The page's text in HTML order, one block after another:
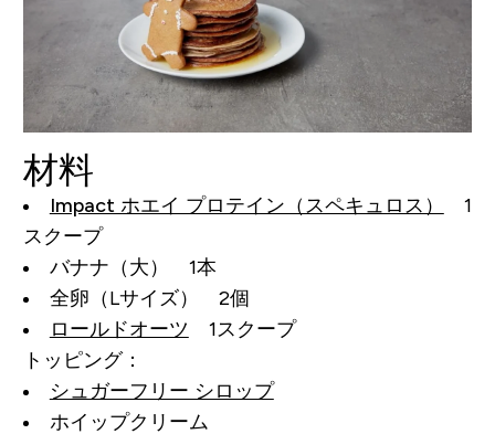
材料
Impact ホエイ プロテイン（スペキュロス）
1
スクープ
バナナ（大） 1本
全卵（Lサイズ） 2個
ロールドオーツ 1スクープ
トッピング：
シュガーフリー シロップ
ホイップクリーム